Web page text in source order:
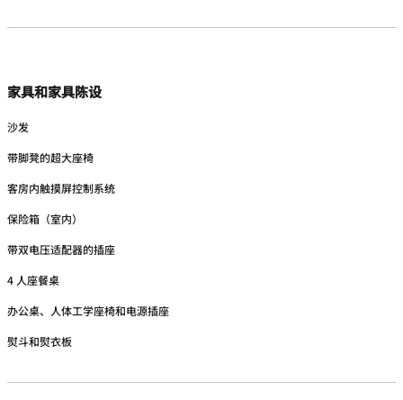
家具和家具陈设
沙发
带脚凳的超大座椅
客房内触摸屏控制系统
保险箱（室内）
带双电压适配器的插座
4 人座餐桌
办公桌、人体工学座椅和电源插座
熨斗和熨衣板